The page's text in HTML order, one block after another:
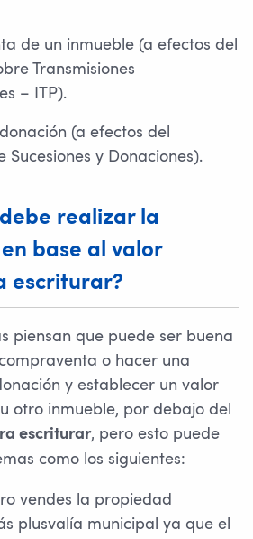
de un inmueble (a efectos del
Transmisiones
– ITP).
(a efectos del
Sucesiones y Donaciones).
realizar la
base al valor
escriturar?
piensan que puede ser buena
o hacer una
y establecer un valor
otro inmueble, por debajo del
escriturar, pero esto puede
como los siguientes:
vendes la propiedad
plusvalía municipal ya que el